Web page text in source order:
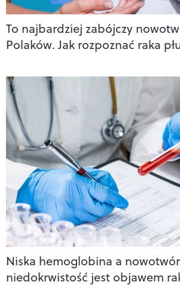
To najbardziej zabójczy
Polaków. Jak rozpoznać raka
Niska hemoglobina a
niedokrwistość jest objawem